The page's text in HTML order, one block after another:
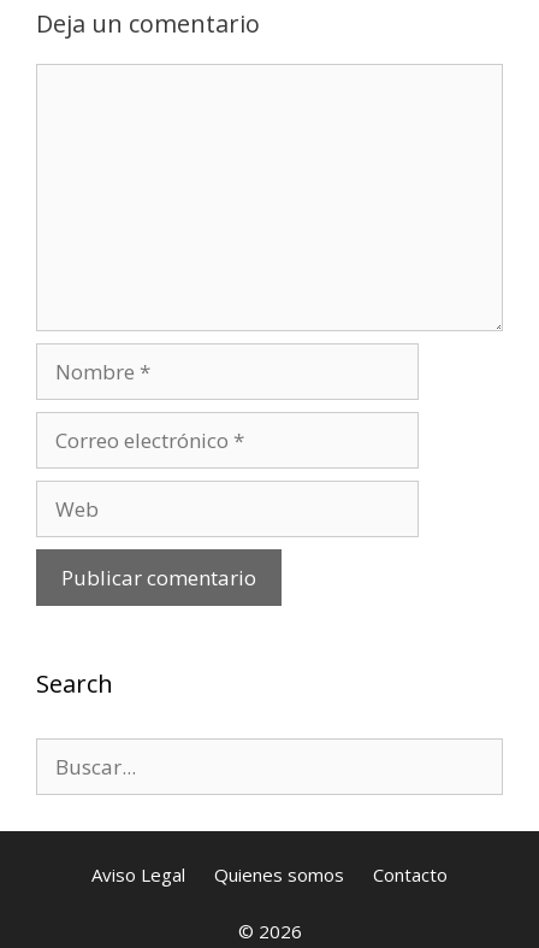
Deja un comentario
electrónico
Search
Aviso Legal Quienes somos Contacto
© 2026